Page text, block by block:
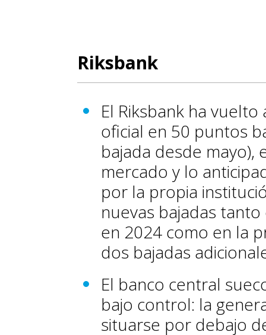
Riksbank
El Riksbank ha
oficial en 50 puntos
bajada desde
mercado y lo
por la propia
nuevas bajadas
en 2024 como en la
dos bajadas
El banco central
bajo control: la
situarse por debajo